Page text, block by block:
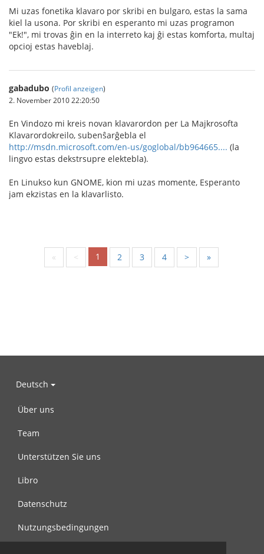
Mi uzas fonetika klavaro por skribi en bulgaro, estas la sama
kiel la usona. Por skribi en esperanto mi uzas programon
"Ek!", mi trovas ĝin en la interreto kaj ĝi estas komforta, multaj
opcioj estas haveblaj.
gabadubo (Profil anzeigen)
2. November 2010 22:20:50
En Vindozo mi kreis novan klavarordon per La Majkrosofta
Klavarordokreilo, subenŝarĝebla el
http://msdn.microsoft.com/en-us/goglobal/bb964665.... (la
lingvo estas dekstrsupre elektebla).
En Linukso kun GNOME, kion mi uzas momente, Esperanto
jam ekzistas en la klavarlisto.
« < 1 2 3 4 > »
Deutsch
Über uns
Team
Unterstützen Sie uns
Libro
Datenschutz
Nutzungsbedingungen